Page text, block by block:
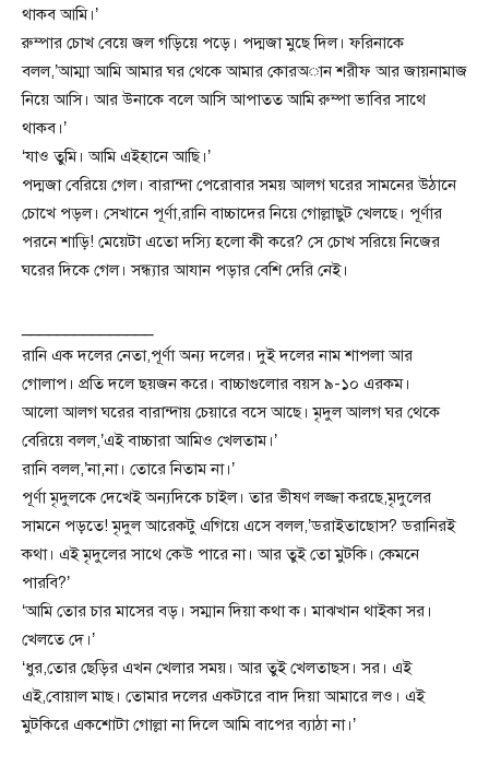
থাকব আমি।’
রুম্পার চোখ বেয়ে জল গড়িয়ে পড়ে। পদ্মজা মুছে দিল। ফরিনাকে
বলল,’আম্মা আমি আমার ঘর থেকে আমার কোরঅান শরীফ আর জায়নামাজ
নিয়ে আসি। আর উনাকে বলে আসি আপাতত আমি রুম্পা ভাবির সাথে
থাকব।’
‘যাও তুমি। আমি এইহানে আছি।’
পদ্মজা বেরিয়ে গেল। বারান্দা পেরোবার সময় আলগ ঘরের সামনের উঠানে
চোখে পড়ল। সেখানে পূর্ণা,রানি বাচ্চাদের নিয়ে গোল্লাছুট খেলছে। পূর্ণার
পরনে শাড়ি! মেয়েটা এতো দস্যি হলো কী করে? সে চোখ সরিয়ে নিজের
ঘরের দিকে গেল। সন্ধ্যার আযান পড়ার বেশি দেরি নেই।
রানি এক দলের নেতা,পূর্ণা অন্য দলের। দুই দলের নাম শাপলা আর
গোলাপ। প্রতি দলে ছয়জন করে। বাচ্চাগুলোর বয়স ৯-১০ এরকম।
আলো আলগ ঘরের বারান্দায় চেয়ারে বসে আছে। মৃদুল আলগ ঘর থেকে
বেরিয়ে বলল,’এই বাচ্চারা আমিও খেলতাম।’
রানি বলল,’না,না। তোরে নিতাম না।’
পূর্ণা মৃদুলকে দেখেই অন্যদিকে চাইল। তার ভীষণ লজ্জা করছে,মৃদুলের
সামনে পড়তে! মৃদুল আরেকটু এগিয়ে এসে বলল,’ডরাইতাছোস? ডরানিরই
কথা। এই মৃদুলের সাথে কেউ পারে না। আর তুই তো মুটকি। কেমনে
পারবি?’
‘আমি তোর চার মাসের বড়। সম্মান দিয়া কথা ক। মাঝখান থাইকা সর।
খেলতে দে।’
‘ধুর,তোর ছেড়ির এখন খেলার সময়। আর তুই খেলতাছস। সর। এই
এই,বোয়াল মাছ। তোমার দলের একটারে বাদ দিয়া আমারে লও। এই
মুটকিরে একশোটা গোল্লা না দিলে আমি বাপের ব্যাঠা না।’